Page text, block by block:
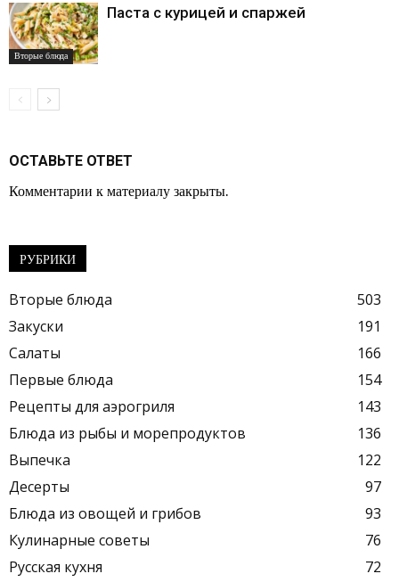
Вторые блюда
Паста с курицей и спаржей
ОСТАВЬТЕ ОТВЕТ
Комментарии к материалу закрыты.
РУБРИКИ
Вторые блюда
503
Закуски
191
Салаты
166
Первые блюда
154
Рецепты для аэрогриля
143
Блюда из рыбы и морепродуктов
136
Выпечка
122
Десерты
97
Блюда из овощей и грибов
93
Кулинарные советы
76
Русская кухня
72